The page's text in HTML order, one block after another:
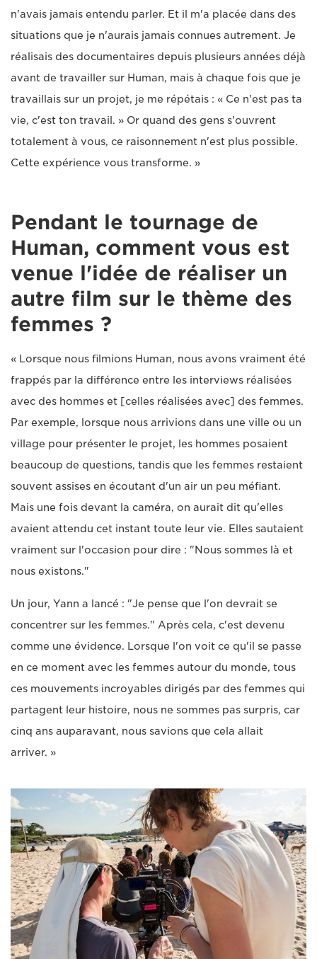
n'avais jamais entendu parler. Et il m'a placée dans des
situations que je n'aurais jamais connues autrement. Je
réalisais des documentaires depuis plusieurs années déjà
avant de travailler sur Human, mais à chaque fois que je
travaillais sur un projet, je me répétais : « Ce n'est pas ta
vie, c'est ton travail. » Or quand des gens s'ouvrent
totalement à vous, ce raisonnement n'est plus possible.
Cette expérience vous transforme. »
Pendant le tournage de
Human, comment vous est
venue l'idée de réaliser un
autre film sur le thème des
femmes ?
« Lorsque nous filmions Human, nous avons vraiment été
frappés par la différence entre les interviews réalisées
avec des hommes et [celles réalisées avec] des femmes.
Par exemple, lorsque nous arrivions dans une ville ou un
village pour présenter le projet, les hommes posaient
beaucoup de questions, tandis que les femmes restaient
souvent assises en écoutant d'un air un peu méfiant.
Mais une fois devant la caméra, on aurait dit qu'elles
avaient attendu cet instant toute leur vie. Elles sautaient
vraiment sur l'occasion pour dire : "Nous sommes là et
nous existons."
Un jour, Yann a lancé : "Je pense que l'on devrait se
concentrer sur les femmes." Après cela, c'est devenu
comme une évidence. Lorsque l'on voit ce qu'il se passe
en ce moment avec les femmes autour du monde, tous
ces mouvements incroyables dirigés par des femmes qui
partagent leur histoire, nous ne sommes pas surpris, car
cinq ans auparavant, nous savions que cela allait
arriver. »